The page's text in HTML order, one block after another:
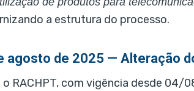
a estrutura do processo.
agosto de 2025 — Alteração
o RACHPT, com vigência desde 04/